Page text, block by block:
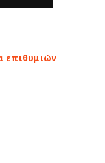
επιθυμιών